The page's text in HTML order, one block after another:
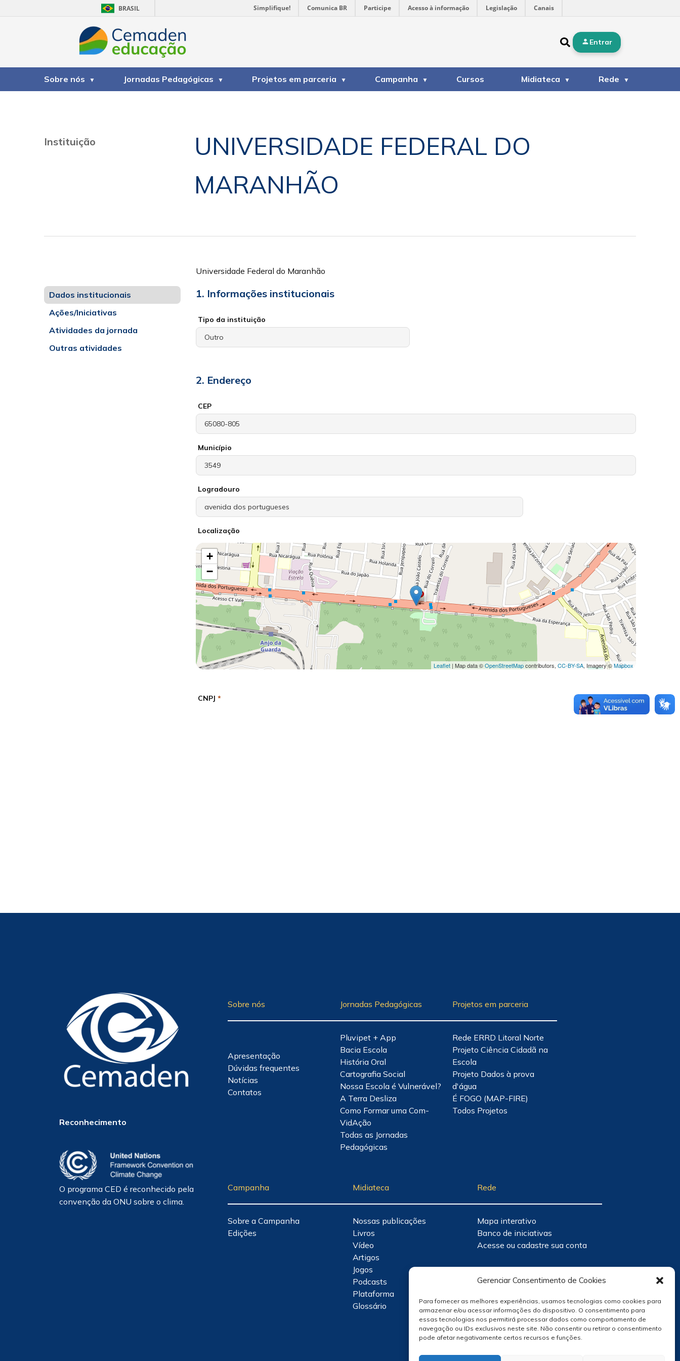
Gerenciar Consentimento de Cookies
Para fornecer as melhores experiências, usamos tecnologias como cookies para
armazenar e/ou acessar informações do dispositivo. O consentimento para
essas tecnologias nos permitirá processar dados como comportamento de
navegação ou IDs exclusivos neste site. Não consentir ou retirar o consentimento
pode afetar negativamente certos recursos e funções.
BRASIL Simplifique! Comunica BR Participe Acesso à informação Legislação Canais
Entrar
Sobre nós Jornadas Pedagógicas Projetos em parceria Campanha Cursos Midiateca Rede
Instituição
UNIVERSIDADE FEDERAL DO
MARANHÃO
Dados institucionais
Ações/Iniciativas
Atividades da jornada
Outras atividades
Universidade Federal do Maranhão
1. Informações institucionais
Tipo da instituição
2. Endereço
CEP
Município
Logradouro
Localização
+
−
Leaflet | Map data ©OpenStreetMapcontributors, CC-BY-SA, Imagery ©Mapbox
CNPJ *
Reconhecimento
O programa CED é reconhecido pela
convenção da ONU sobre o clima.
Sobre nós
Apresentação
Dúvidas frequentes
Notícias
Contatos
Jornadas Pedagógicas
Pluvipet + App
Bacia Escola
História Oral
Cartografia Social
Nossa Escola é Vulnerável?
A Terra Desliza
Como Formar uma Com-
VidAção
Todas as Jornadas
Pedagógicas
Projetos em parceria
Rede ERRD Litoral Norte
Projeto Ciência Cidadã na
Escola
Projeto Dados à prova
d'água
É FOGO (MAP-FIRE)
Todos Projetos
Campanha
Sobre a Campanha
Edições
Midiateca
Nossas publicações
Livros
Vídeo
Artigos
Jogos
Podcasts
Plataforma
Glossário
Rede
Mapa interativo
Banco de iniciativas
Acesse ou cadastre sua conta